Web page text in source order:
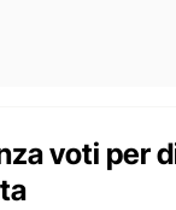
voti per